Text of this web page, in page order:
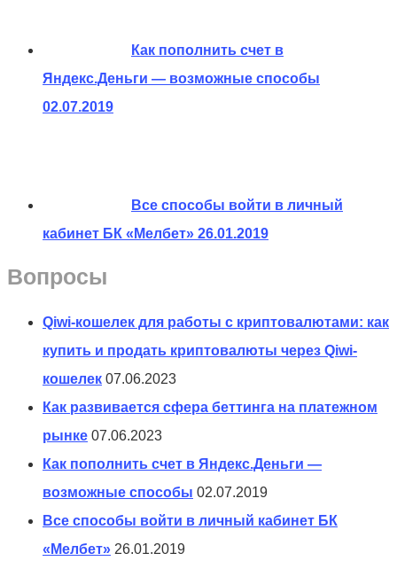
Как пополнить счет в
Яндекс.Деньги — возможные способы
02.07.2019
Все способы войти в личный
кабинет БК «Мелбет» 26.01.2019
Вопросы
Qiwi-кошелек для работы с криптовалютами: как
купить и продать криптовалюты через Qiwi-
кошелек 07.06.2023
Как развивается сфера беттинга на платежном
рынке 07.06.2023
Как пополнить счет в Яндекс.Деньги —
возможные способы 02.07.2019
Все способы войти в личный кабинет БК
«Мелбет» 26.01.2019